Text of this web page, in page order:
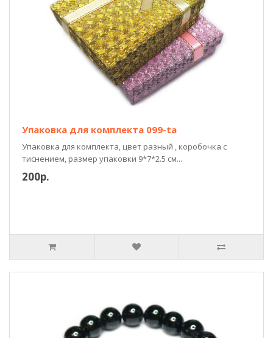
Упаковка для комплекта 099-ta
Упаковка для комплекта, цвет разный , коробочка с
тиснением, размер упаковки 9*7*2.5 см...
200р.